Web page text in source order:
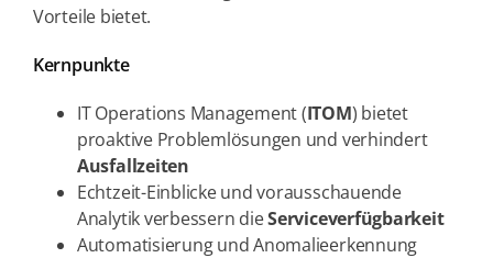
Vorteile bietet.
Kernpunkte
IT Operations Management (ITOM) bietet
proaktive Problemlösungen und verhindert
Ausfallzeiten
Echtzeit-Einblicke und vorausschauende
Analytik verbessern dieServiceverfügbarkeit
Automatisierung und Anomalieerkennung